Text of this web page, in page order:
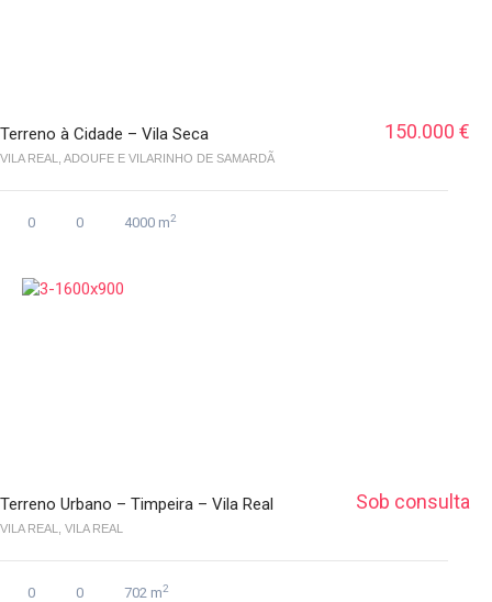
Terreno à Cidade – Vila Seca
VILA REAL, ADOUFE E VILARINHO DE SAMARDÃ
150.000 €
0 0 4000 m2
Terreno Urbano – Timpeira – Vila Real
VILA REAL, VILA REAL
Sob consulta
0 0 702 m2